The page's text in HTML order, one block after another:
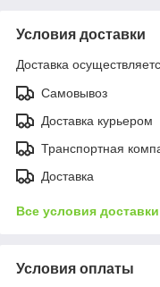
Условия доставки
Доставка
Самовывоз
Доставка курьером
Транспортная
Доставка
Все условия доставки
Условия оплаты